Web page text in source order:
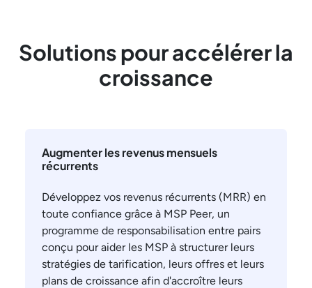
Solutions pour accélérer la
croissance
Augmenter les revenus mensuels
récurrents
Développez vos revenus récurrents (MRR) en
toute confiance grâce à MSP Peer, un
programme de responsabilisation entre pairs
conçu pour aider les MSP à structurer leurs
stratégies de tarification, leurs offres et leurs
plans de croissance afin d'accroître leurs